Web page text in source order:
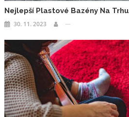
Nejlepší Plastové Bazény Na Trhu
30. 11. 2023